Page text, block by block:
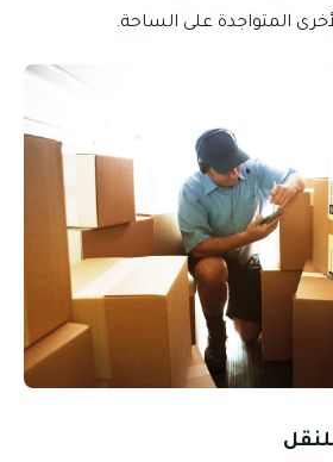
المتواجدة على الساحة.